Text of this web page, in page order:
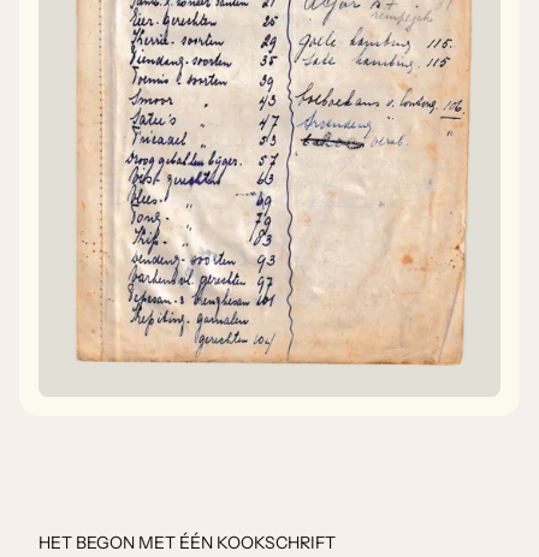
HET BEGON MET ÉÉN KOOKSCHRIFT